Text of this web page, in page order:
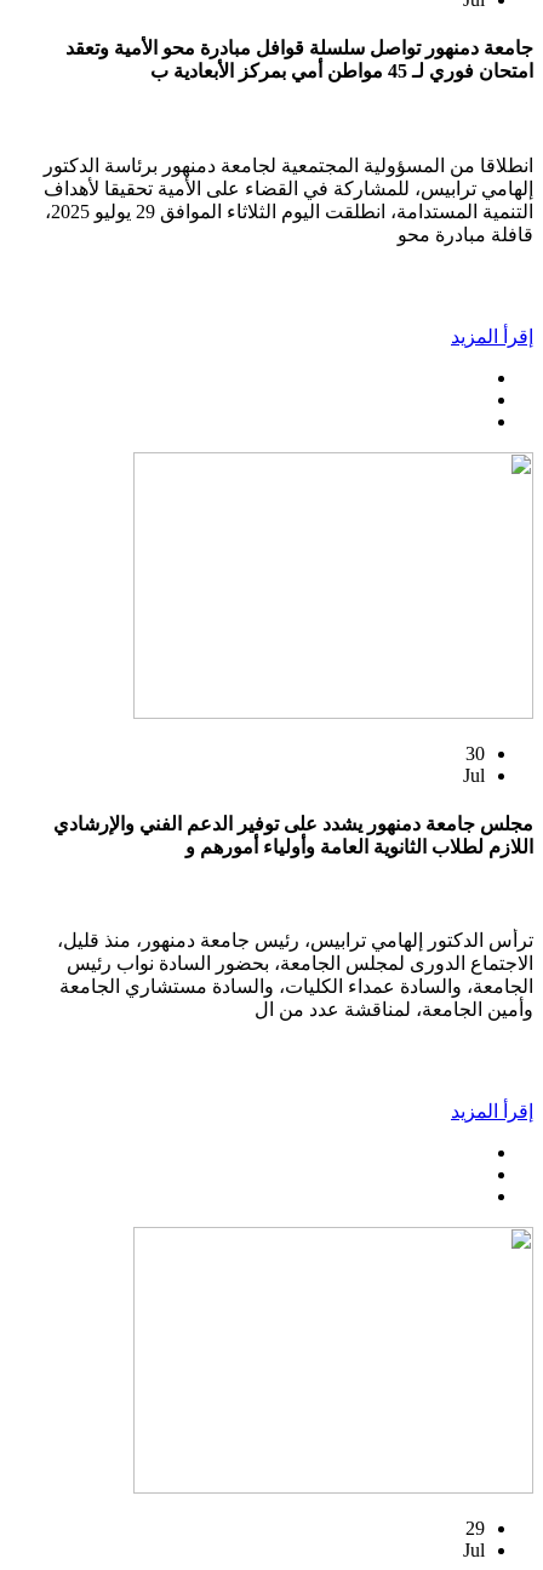
جامعة دمنهور تواصل سلسلة قوافل مبادرة محو الأمية وتعقد
امتحان فوري لـ 45 مواطن أمي بمركز الأبعادية ب
انطلاقا من المسؤولية المجتمعية لجامعة دمنهور برئاسة الدكتور
إلهامي ترابيس، للمشاركة في القضاء على الأمية تحقيقا لأهداف
التنمية المستدامة، انطلقت اليوم الثلاثاء الموافق 29 يوليو 2025،
قافلة مبادرة محو
إقرأ المزيد
30
Jul
مجلس جامعة دمنهور يشدد على توفير الدعم الفني والإرشادي
اللازم لطلاب الثانوية العامة وأولياء أمورهم و
ترأس الدكتور إلهامي ترابيس، رئيس جامعة دمنهور، منذ قليل،
الاجتماع الدورى لمجلس الجامعة، بحضور السادة نواب رئيس
الجامعة، والسادة عمداء الكليات، والسادة مستشاري الجامعة
وأمين الجامعة، لمناقشة عدد من ال
إقرأ المزيد
29
Jul